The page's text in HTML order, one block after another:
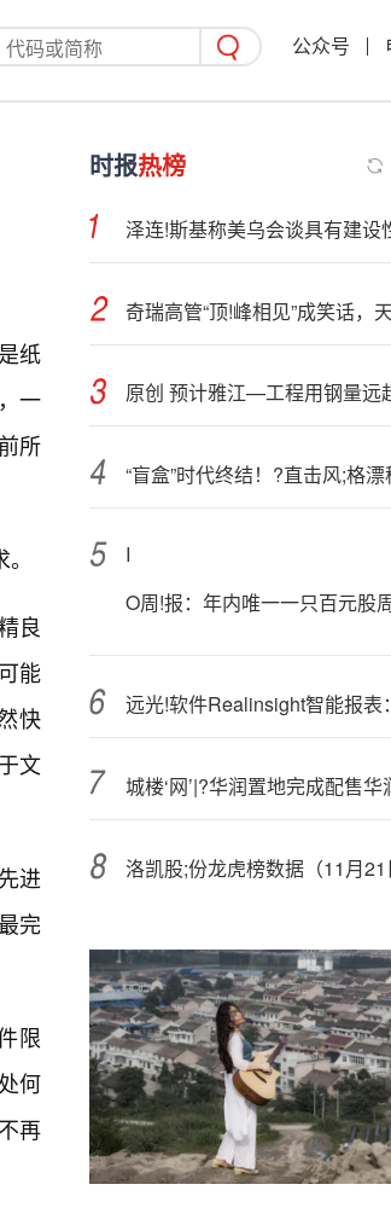
公众号
纸
一
所
良
能
快
文
进
完
限
何
再
时报热榜
I
洛凯股;份龙虎榜数据（11月21